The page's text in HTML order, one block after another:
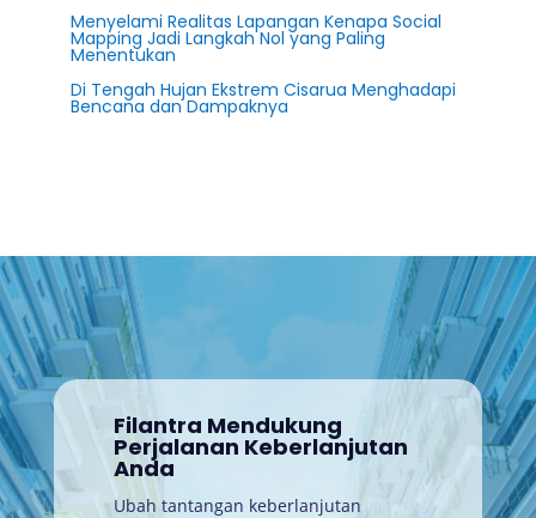
Menyelami Realitas Lapangan Kenapa Social
Mapping Jadi Langkah Nol yang Paling
Menentukan
Di Tengah Hujan Ekstrem Cisarua Menghadapi
Bencana dan Dampaknya
Filantra Mendukung
Perjalanan Keberlanjutan
Anda
Ubah tantangan keberlanjutan